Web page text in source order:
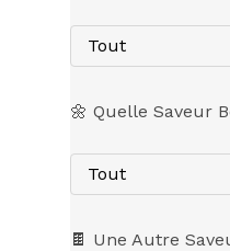
Tout
🌼 Quelle Saveur
Tout
🍫 Une Autre